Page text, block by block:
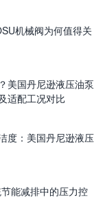
机械阀为何值得关
美国丹尼逊液压油泵
适配工况对比
度：美国丹尼逊液压
能减排中的压力控